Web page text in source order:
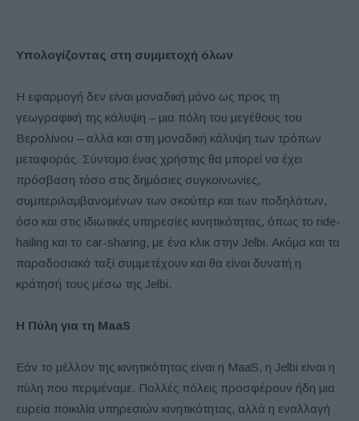
Υπολογίζοντας στη συμμετοχή όλων
Η εφαρμογή δεν είναι μοναδική μόνο ως προς τη
γεωγραφική της κάλυψη – μια πόλη του μεγέθους του
Βερολίνου – αλλά και στη μοναδική κάλυψη των τρόπων
μεταφοράς. Σύντομα ένας χρήστης θα μπορεί να έχει
πρόσβαση τόσο στις δημόσιες συγκοινωνίες,
συμπεριλαμβανομένων των σκούτερ και των ποδηλάτων,
όσο και στις ιδιωτικές υπηρεσίες κινητικότητας, όπως το ride-
hailing και το car-sharing, με ένα κλικ στην Jelbi. Ακόμα και τα
παραδοσιακά ταξί συμμετέχουν και θα είναι δυνατή η
κράτησή τους μέσω της Jelbi.
Η Πύλη για τη MaaS
Εάν το μέλλον της κινητικότητας είναι η MaaS, η Jelbi είναι η
πύλη που περιμέναμε. Πολλές πόλεις προσφέρουν ήδη μια
ευρεία ποικιλία υπηρεσιών κινητικότητας, αλλά η εναλλαγή